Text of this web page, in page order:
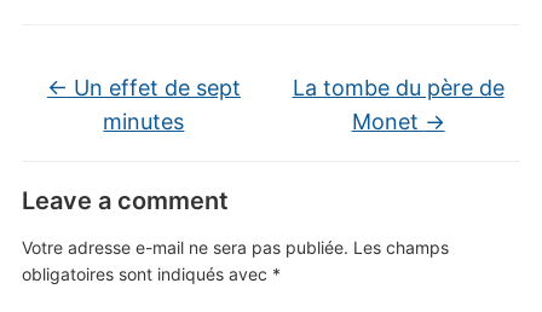
← Un effet de sept
minutes
La tombe du père de
Monet →
Leave a comment
Votre adresse e-mail ne sera pas publiée. Les champs
obligatoires sont indiqués avec *